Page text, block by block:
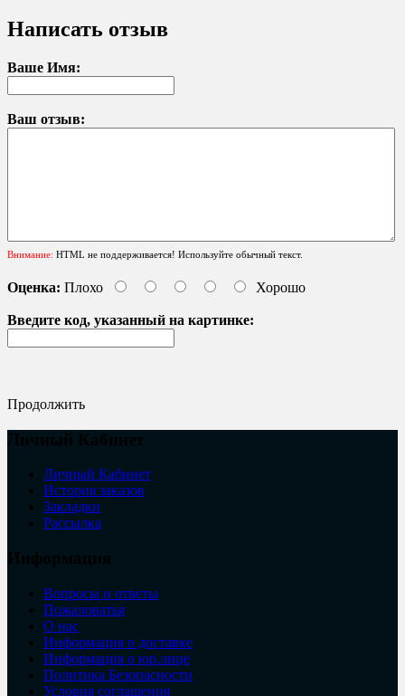
Написать отзыв
Ваше Имя:
Ваш отзыв:
Внимание: HTML не поддерживается! Используйте обычный текст.
Оценка: Плохо Хорошо
Введите код, указанный на картинке:
Продолжить
Личный Кабинет
История заказов
Закладки
Рассылка
Вопросы и ответы
Пожаловатья
О нас
Информация о доставке
Информация о юр.лице
Политика Безопасности
Условия соглашения